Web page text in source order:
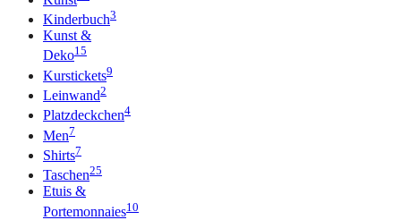
Kinderbuch3
Kunst &
Deko15
Kurstickets9
Leinwand2
Platzdeckchen4
Men7
Shirts7
Taschen25
Etuis &
Portemonnaies10